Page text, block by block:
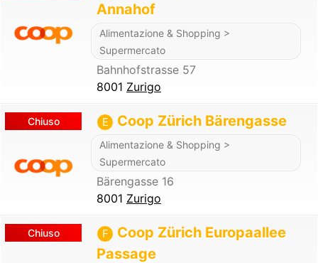
Annahof
Alimentazione & Shopping >
Supermercato
Bahnhofstrasse 57
8001 Zurigo
Chiuso E Coop Zürich Bärengasse
Alimentazione & Shopping >
Supermercato
Bärengasse 16
8001 Zurigo
Chiuso F
Coop Zürich Europaallee
Passage